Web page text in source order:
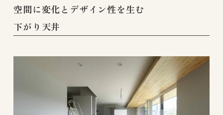
空間に変化とデザイン性を生む
下がり天井